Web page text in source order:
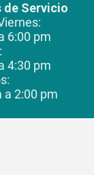
de Servicio
6:00 pm
4:30 pm
a 2:00 pm